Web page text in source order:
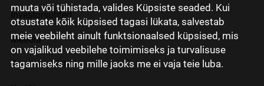
muuta või tühistada, valides Küpsiste seaded. Kui
otsustate kõik küpsised tagasi lükata, salvestab
meie veebileht ainult funktsionaalsed küpsised, mis
on vajalikud veebilehe toimimiseks ja turvalisuse
tagamiseks ning mille jaoks me ei vaja teie luba.
Investorsuhted
Meedia
Grupi ettevõtted